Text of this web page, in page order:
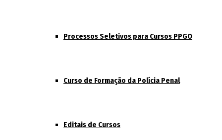
Processos Seletivos para Cursos PPGO
Curso de Formação da Polícia Penal
Editais de Cursos